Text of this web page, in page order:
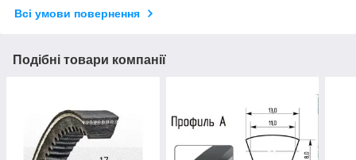
Всі умови повернення
Подібні товари компанії